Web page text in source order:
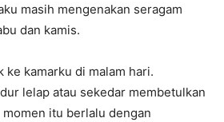
masih mengenakan seragam
dan kamis.
ke kamarku di malam hari.
lelap atau sekedar membetulkan
itu berlalu dengan